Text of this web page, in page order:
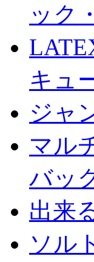
ック
キュ
ジャ
マル
バッ
出来
ソル